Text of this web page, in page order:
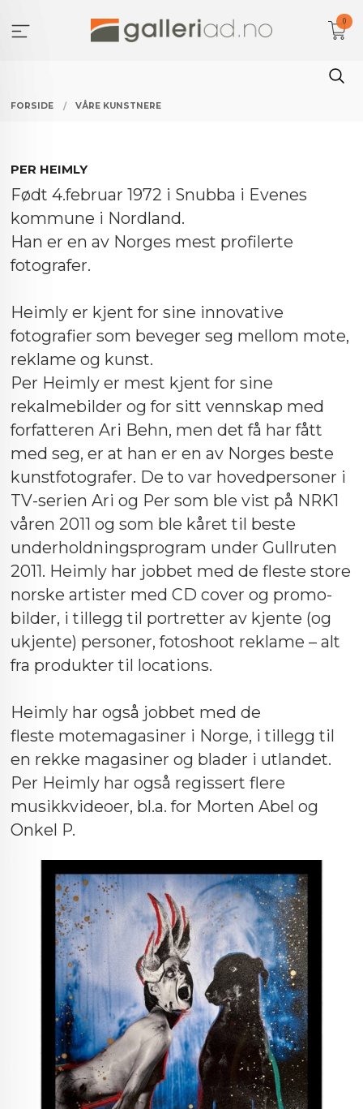
innholdet
0
FORSIDE VÅRE KUNSTNERE
PER HEIMLY
Født 4.februar 1972 i Snubba i Evenes
kommune i Nordland.
Han er en av Norges mest profilerte
fotografer.
Heimly er kjent for sine innovative
fotografier som beveger seg mellom mote,
reklame og kunst.
Per Heimly er mest kjent for sine
rekalmebilder og for sitt vennskap med
forfatteren Ari Behn, men det få har fått
med seg, er at han er en av Norges beste
kunstfotografer. De to var hovedpersoner i
TV-serien Ari og Per som ble vist på NRK1
våren 2011 og som ble kåret til beste
underholdningsprogram under Gullruten
2011. Heimly har jobbet med de fleste store
norske artister med CD cover og promo-
bilder, i tillegg til portretter av kjente (og
ukjente) personer, fotoshoot reklame – alt
fra produkter til locations.
Heimly har også jobbet med de
fleste motemagasiner i Norge, i tillegg til
en rekke magasiner og blader i utlandet.
Per Heimly har også regissert flere
musikkvideoer, bl.a. for Morten Abel og
Onkel P.